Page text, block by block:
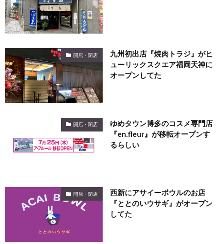
開店・閉店
九州初出店『焼肉トラジ』がヒ
ューリックスクエア福岡天神に
オープンしてた
開店・閉店
ゆめタウン博多のコスメ専門店
『en.fleur』が移転オープンす
るらしい
開店・閉店
西新にアサイーボウルのお店
『ととのいウサギ』がオープン
してた